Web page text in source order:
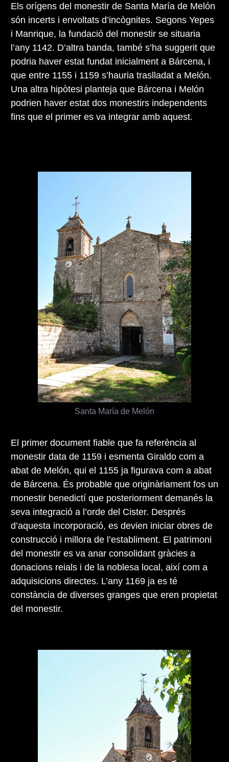
Els orígens del monestir de Santa María de Melón
són incerts i envoltats d’incògnites. Segons Yepes
i Manrique, la fundació del monestir se situaria
l’any 1142. D’altra banda, també s’ha suggerit que
podria haver estat fundat inicialment a Bárcena, i
que entre 1155 i 1159 s’hauria traslladat a Melón.
Una altra hipòtesi planteja que Bárcena i Melón
podrien haver estat dos monestirs independents
fins que el primer es va integrar amb aquest.
Santa María de Melón
El primer document fiable que fa referència al
monestir data de 1159 i esmenta Giraldo com a
abat de Melón, qui el 1155 ja figurava com a abat
de Bárcena. És probable que originàriament fos un
monestir benedictí que posteriorment demanés la
seva integració a l’orde del Cister. Després
d’aquesta incorporació, es devien iniciar obres de
construcció i millora de l’establiment. El patrimoni
del monestir es va anar consolidant gràcies a
donacions reials i de la noblesa local, així com a
adquisicions directes. L’any 1169 ja es té
constància de diverses granges que eren propietat
del monestir.